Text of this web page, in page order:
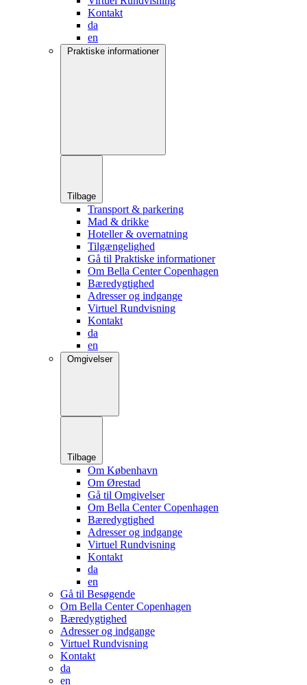
Kontakt
da
en
Praktiske informationer
Tilbage
Transport & parkering
Mad & drikke
Hoteller & overnatning
Tilgængelighed
Gå til Praktiske informationer
Om Bella Center Copenhagen
Bæredygtighed
Adresser og indgange
Virtuel Rundvisning
Kontakt
da
en
Omgivelser
Tilbage
Om København
Om Ørestad
Gå til Omgivelser
Om Bella Center Copenhagen
Bæredygtighed
Adresser og indgange
Virtuel Rundvisning
Kontakt
da
en
Gå til Besøgende
Om Bella Center Copenhagen
Bæredygtighed
Adresser og indgange
Virtuel Rundvisning
Kontakt
da
en